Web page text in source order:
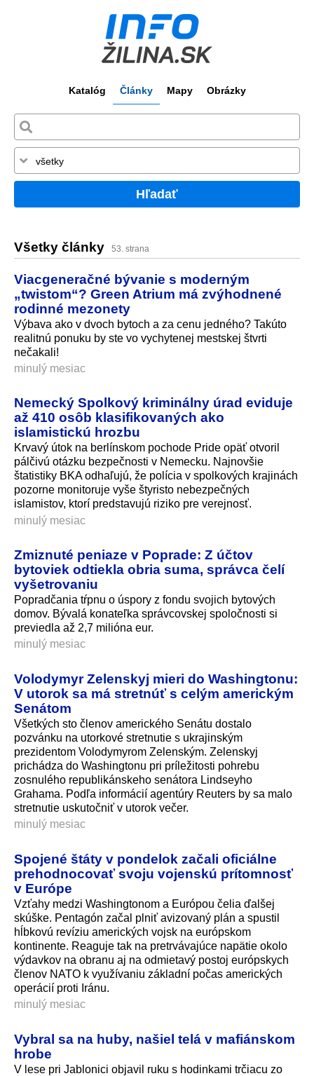
Katalóg Články Mapy Obrázky
Hľadať
Všetky články 53. strana
Viacgeneračné bývanie s moderným
„twistom“? Green Atrium má zvýhodnené
rodinné mezonety
Výbava ako v dvoch bytoch a za cenu jedného? Takúto
realitnú ponuku by ste vo vychytenej mestskej štvrti
nečakali!
minulý mesiac
Nemecký Spolkový kriminálny úrad eviduje
až 410 osôb klasifikovaných ako
islamistickú hrozbu
Krvavý útok na berlínskom pochode Pride opäť otvoril
pálčivú otázku bezpečnosti v Nemecku. Najnovšie
štatistiky BKA odhaľujú, že polícia v spolkových krajinách
pozorne monitoruje vyše štyristo nebezpečných
islamistov, ktorí predstavujú riziko pre verejnosť.
minulý mesiac
Zmiznuté peniaze v Poprade: Z účtov
bytoviek odtiekla obria suma, správca čelí
vyšetrovaniu
Popradčania tŕpnu o úspory z fondu svojich bytových
domov. Bývalá konateľka správcovskej spoločnosti si
previedla až 2,7 milióna eur.
minulý mesiac
Volodymyr Zelenskyj mieri do Washingtonu:
V utorok sa má stretnúť s celým americkým
Senátom
Všetkých sto členov amerického Senátu dostalo
pozvánku na utorkové stretnutie s ukrajinským
prezidentom Volodymyrom Zelenským. Zelenskyj
prichádza do Washingtonu pri príležitosti pohrebu
zosnulého republikánskeho senátora Lindseyho
Grahama. Podľa informácií agentúry Reuters by sa malo
stretnutie uskutočniť v utorok večer.
minulý mesiac
Spojené štáty v pondelok začali oficiálne
prehodnocovať svoju vojenskú prítomnosť
v Európe
Vzťahy medzi Washingtonom a Európou čelia ďalšej
skúške. Pentagón začal plniť avizovaný plán a spustil
hĺbkovú revíziu amerických vojsk na európskom
kontinente. Reaguje tak na pretrvávajúce napätie okolo
výdavkov na obranu aj na odmietavý postoj európskych
členov NATO k využívaniu základní počas amerických
operácií proti Iránu.
minulý mesiac
Vybral sa na huby, našiel telá v mafiánskom
hrobe
V lese pri Jablonici objavil ruku s hodinkami trčiacu zo